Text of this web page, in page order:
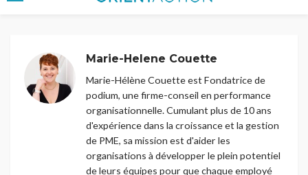
Marie-Helene Couette
Marie-Hélène Couette est Fondatrice de
podium, une firme-conseil en performance
organisationnelle. Cumulant plus de 10 ans
d'expérience dans la croissance et la gestion
de PME, sa mission est d'aider les
organisations à développer le plein potentiel
de leurs équipes pour que chaque employé